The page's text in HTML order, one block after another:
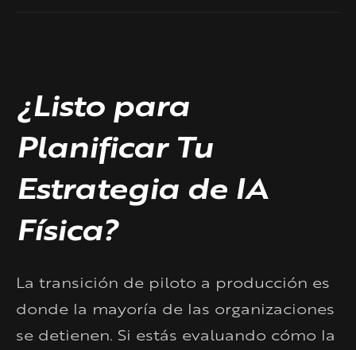
¿Listo para
Planificar Tu
Estrategia de IA
Física?
La transición de piloto a producción es
donde la mayoría de las organizaciones
se detienen. Si estás evaluando cómo la